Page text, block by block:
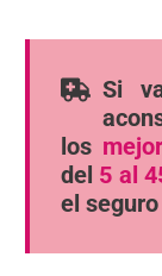
Si
los
del 5 al
el